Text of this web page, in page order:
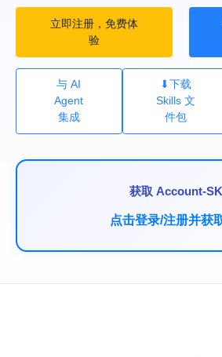
立即注册，免费体
验
与 AI
Agent
集成
⬇下载
Skills 文
件包
获取 Account-SK
点击登录/注册并获